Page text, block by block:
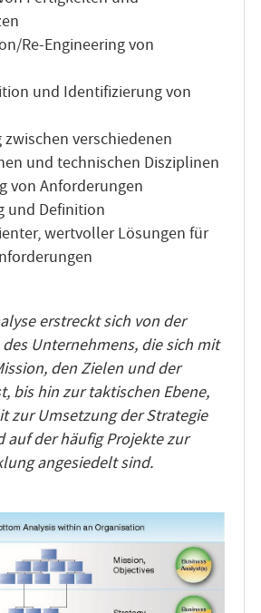
Re-Engineering von
und Identifizierung von
verschiedenen
und technischen Disziplinen
von Anforderungen
und Definition
wertvoller Lösungen für
erstreckt sich von der
Unternehmens, die sich mit
den Zielen und der
bis hin zur taktischen Ebene,
zur Umsetzung der Strategie
der häufig Projekte zur
angesiedelt sind.